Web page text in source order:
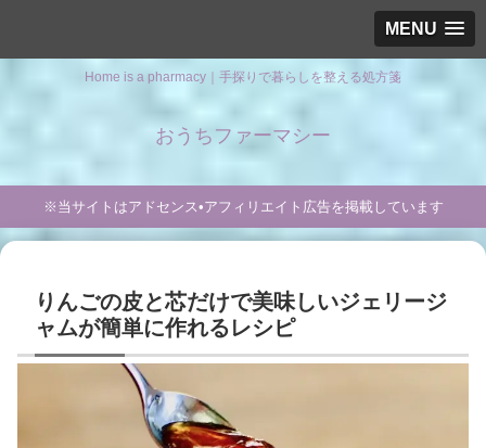
MENU
Home is a pharmacy｜手探りで暮らしを整える処方箋
おうちファーマシー
※当サイトはアドセンス•アフィリエイト広告を掲載しています
りんごの皮と芯だけで美味しいジェリージ
ャムが簡単に作れるレシピ